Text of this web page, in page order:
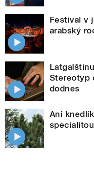
Festival v
arabský
Stereotyp
dodnes
Ani